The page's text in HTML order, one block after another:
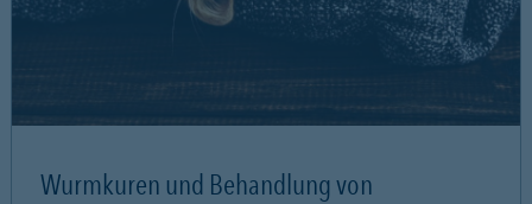
Wurmkuren und Behandlung von